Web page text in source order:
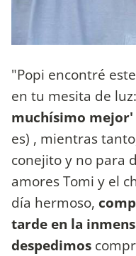
"Popi encontré este
en tu mesita de
muchísimo mejor'
es) , mientras
conejito y no para
amores Tomi y el
día hermoso,
tarde en la
despedimos